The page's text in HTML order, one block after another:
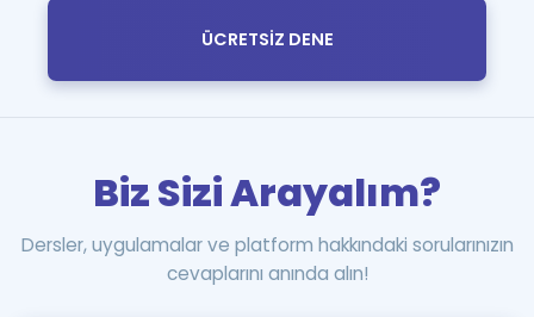
ÜCRETSİZ DENE
Biz Sizi Arayalım?
Dersler, uygulamalar ve platform hakkındaki sorularınızın
cevaplarını anında alın!